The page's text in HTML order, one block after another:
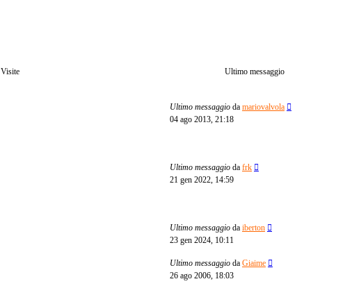
Visite Ultimo messaggio
Ultimo messaggio da mariovalvola
04 ago 2013, 21:18
Ultimo messaggio da frk
21 gen 2022, 14:59
Ultimo messaggio da iberton
23 gen 2024, 10:11
Ultimo messaggio da Giaime
26 ago 2006, 18:03